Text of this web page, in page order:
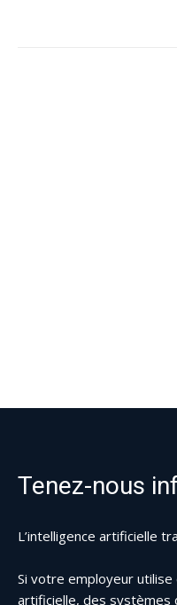
Tenez-nous
L’intelligence artificielle
Si votre employeur utilise
artificielle, des systèmes